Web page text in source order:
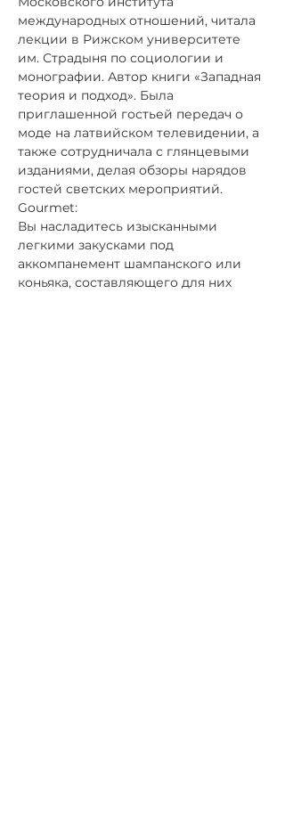
международных отношений, читала
лекции в Рижском университете
им. Страдыня по социологии и
монографии. Автор книги «Западная
теория и подход». Была
приглашенной гостьей передач о
моде на латвийском телевидении, а
также сотрудничала с глянцевыми
изданиями, делая обзоры нарядов
гостей светских мероприятий.
Gourmet:
Вы насладитесь изысканными
легкими закусками под
аккомпанемент шампанского или
коньяка, составляющего для них